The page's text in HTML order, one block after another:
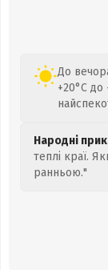
До
+20°C до
Народні
теплі краї.
ранньою."